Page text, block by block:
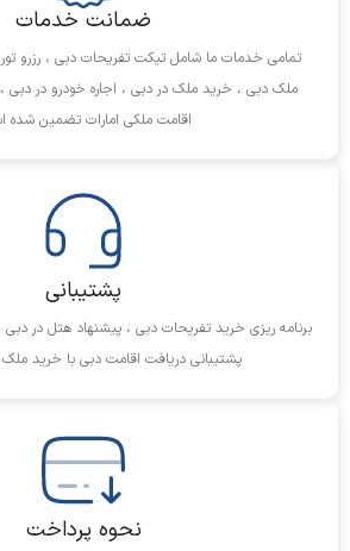
ضمانت خدمات
تمامی خدمات ما شامل تیکت تفریحات دبی ، رزرو تور
ملک دبی ، خرید ملک در دبی ، اجاره خودرو در دبی
اقامت ملکی امارات تضمین شده
پشتیبانی
برنامه ریزی خرید تفریحات دبی ، پیشنهاد هتل در
پشتیبانی دریافت اقامت دبی با خرید
نحوه پرداخت